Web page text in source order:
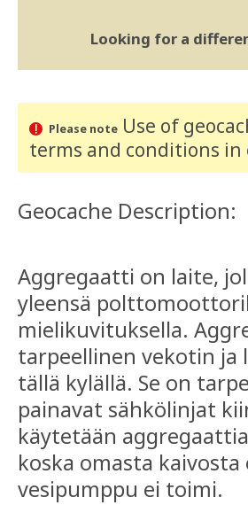
Looking for a
Please noteUse of
terms and conditions in
Geocache Description:
Aggregaatti on laite,
yleensä
mielikuvituksella.
tarpeellinen vekotin ja
tällä kylällä. Se on
painavat sähkölinjat
käytetään
koska omasta
vesipumppu ei toimi.